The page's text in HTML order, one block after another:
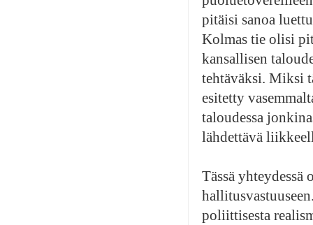
pitäisi sanoa
Kolmas tie olisi
kansallisen
tehtäväksi. Miksi
esitetty
taloudessa
lähdettävä
Tässä yhteydessä
poliittisesta